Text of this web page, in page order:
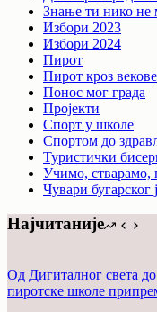
Знање ти нико не
Избори 2023
Избори 2024
Пирот
Пирот кроз векове
Понос мог града
Пројекти
Спорт у школе
Спортом до
Туристички
Учимо, стварамо,
Чувари бугарског
Најчитаније
Од Дигиталног света
пиротске школе